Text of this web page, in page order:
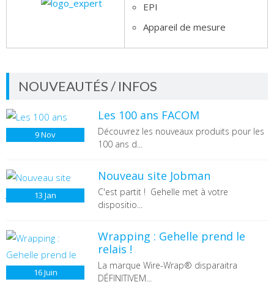
EPI
Appareil de mesure
NOUVEAUTÉS / INFOS
9Nov
Les 100 ans FACOM
Découvrez les nouveaux produits pour les
100 ans d...
13 Jan
Nouveau site Jobman
C'est partit ! Gehelle met à votre
dispositio...
16Juin
Wrapping : Gehelle prend le
relais !
La marque Wire-Wrap® disparaitra
DÉFINITIVEM...